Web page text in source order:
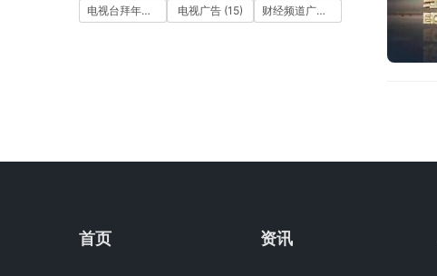
电视台拜年广告
(7)电视广告(15) 财经频道广告
首页 资讯